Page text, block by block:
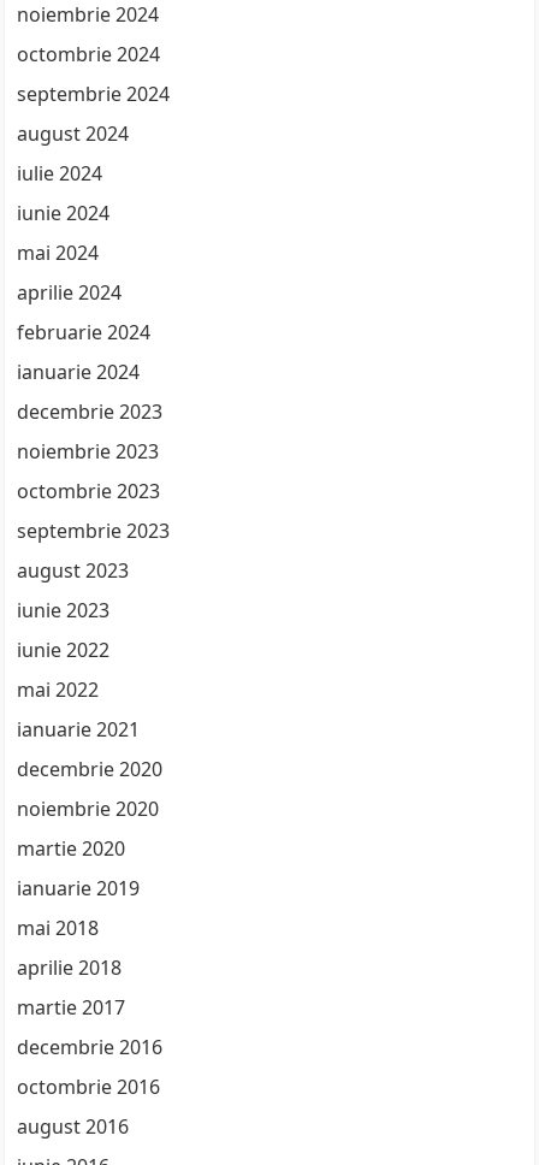
noiembrie 2024
octombrie 2024
septembrie 2024
august 2024
iulie 2024
iunie 2024
mai 2024
aprilie 2024
februarie 2024
ianuarie 2024
decembrie 2023
noiembrie 2023
octombrie 2023
septembrie 2023
august 2023
iunie 2023
iunie 2022
mai 2022
ianuarie 2021
decembrie 2020
noiembrie 2020
martie 2020
ianuarie 2019
mai 2018
aprilie 2018
martie 2017
decembrie 2016
octombrie 2016
august 2016